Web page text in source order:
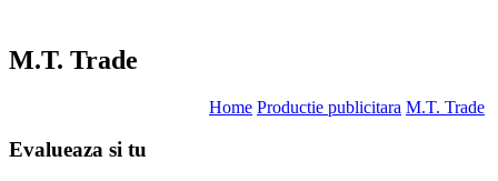
M.T. Trade
Home Productie publicitara M.T. Trade
Evalueaza si tu